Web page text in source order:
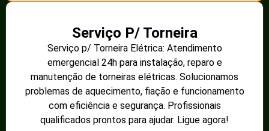
Serviço P/ Torneira
Serviço p/ Torneira Elétrica: Atendimento
emergencial 24h para instalação, reparo e
manutenção de torneiras elétricas. Solucionamos
problemas de aquecimento, fiação e funcionamento
com eficiência e segurança. Profissionais
qualificados prontos para ajudar. Ligue agora!